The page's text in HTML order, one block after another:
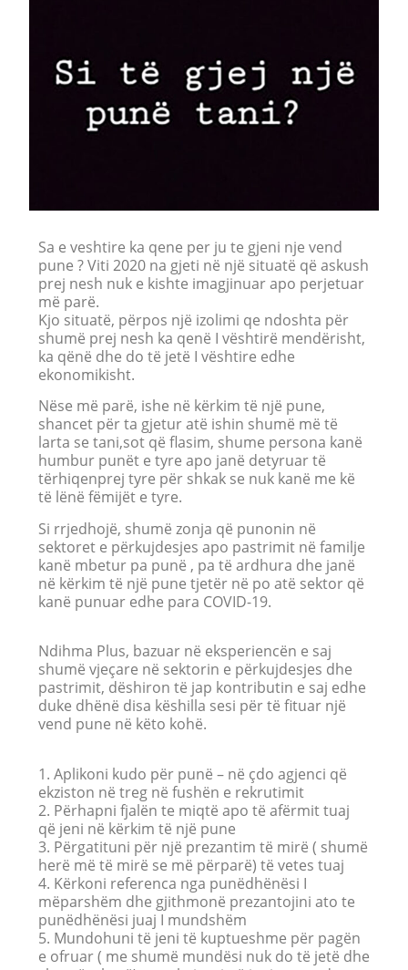
Sa e veshtire ka qene per ju te gjeni nje vend
pune ? Viti 2020 na gjeti në një situatë që askush
prej nesh nuk e kishte imagjinuar apo perjetuar
më parë.
Kjo situatë, përpos një izolimi qe ndoshta për
shumë prej nesh ka qenë I vështirë mendërisht,
ka qënë dhe do të jetë I vështire edhe
ekonomikisht.
Nëse më parë, ishe në kërkim të një pune,
shancet për ta gjetur atë ishin shumë më të
larta se tani,sot që flasim, shume persona kanë
humbur punët e tyre apo janë detyruar të
tërhiqenprej tyre për shkak se nuk kanë me kë
të lënë fëmijët e tyre.
Si rrjedhojë, shumë zonja që punonin në
sektoret e përkujdesjes apo pastrimit në familje
kanë mbetur pa punë , pa të ardhura dhe janë
në kërkim të një pune tjetër në po atë sektor që
kanë punuar edhe para COVID-19.
Ndihma Plus, bazuar në eksperiencën e saj
shumë vjeçare në sektorin e përkujdesjes dhe
pastrimit, dëshiron të jap kontributin e saj edhe
duke dhënë disa këshilla sesi për të fituar një
vend pune në këto kohë.
1. Aplikoni kudo për punë – në çdo agjenci që
ekziston në treg në fushën e rekrutimit
2. Përhapni fjalën te miqtë apo të afërmit tuaj
që jeni në kërkim të një pune
3. Përgatituni për një prezantim të mirë ( shumë
herë më të mirë se më përparë) të vetes tuaj
4. Kërkoni referenca nga punëdhënësi I
mëparshëm dhe gjithmonë prezantojini ato te
punëdhënësi juaj I mundshëm
5. Mundohuni të jeni të kuptueshme për pagën
e ofruar ( me shumë mundësi nuk do të jetë dhe